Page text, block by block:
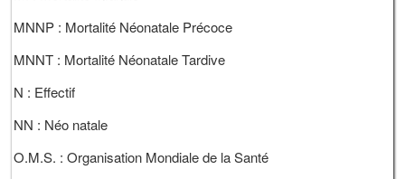
MNNP : Mortalité Néonatale Précoce
MNNT : Mortalité Néonatale Tardive
N : Effectif
NN : Néo natale
O.M.S. : Organisation Mondiale de la Santé